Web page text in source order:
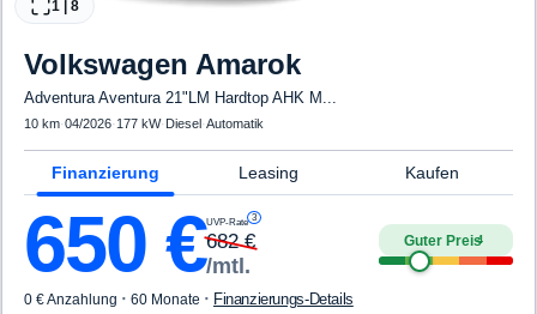
1 8
Volkswagen Amarok
Adventura Aventura 21"LM Hardtop AHK M...
10 km·04/2026· 177 kW· Diesel·Automatik
Finanzierung Leasing Kaufen
650 €UVP-Rate 3
682€
/mtl.
Guter Preis4
0 € Anzahlung · 60 Monate · Finanzierungs-Details